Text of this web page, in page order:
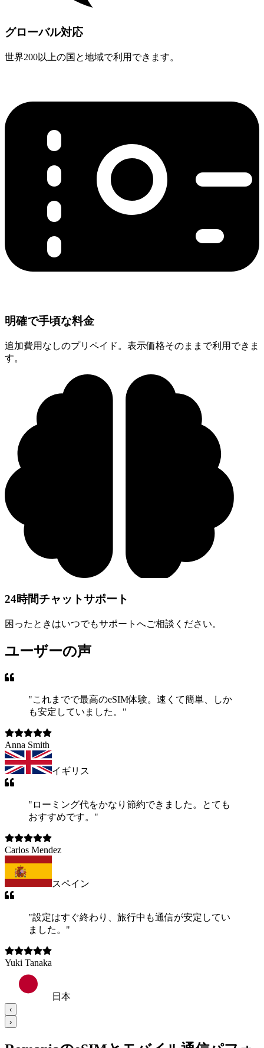
グローバル対応
世界200以上の国と地域で利用できます。
明確で手頃な料金
追加費用なしのプリペイド。表示価格そのままで利用できま
す。
24時間チャットサポート
困ったときはいつでもサポートへご相談ください。
ユーザーの声
"これまでで最高のeSIM体験。速くて簡単、しか
も安定していました。 "
Anna Smith
イギリス
" ローミング代をかなり節約できました。とても
おすすめです。 "
Carlos Mendez
スペイン
"設定はすぐ終わり、旅行中も通信が安定してい
ました。 "
Yuki Tanaka
日本
‹
›